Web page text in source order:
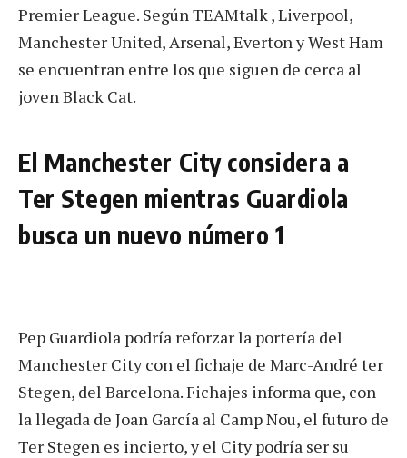
Premier League. Según TEAMtalk , Liverpool,
Manchester United, Arsenal, Everton y West Ham
se encuentran entre los que siguen de cerca al
joven Black Cat.
El Manchester City considera a
Ter Stegen mientras Guardiola
busca un nuevo número 1
Pep Guardiola podría reforzar la portería del
Manchester City con el fichaje de Marc-André ter
Stegen, del Barcelona. Fichajes informa que, con
la llegada de Joan García al Camp Nou, el futuro de
Ter Stegen es incierto, y el City podría ser su